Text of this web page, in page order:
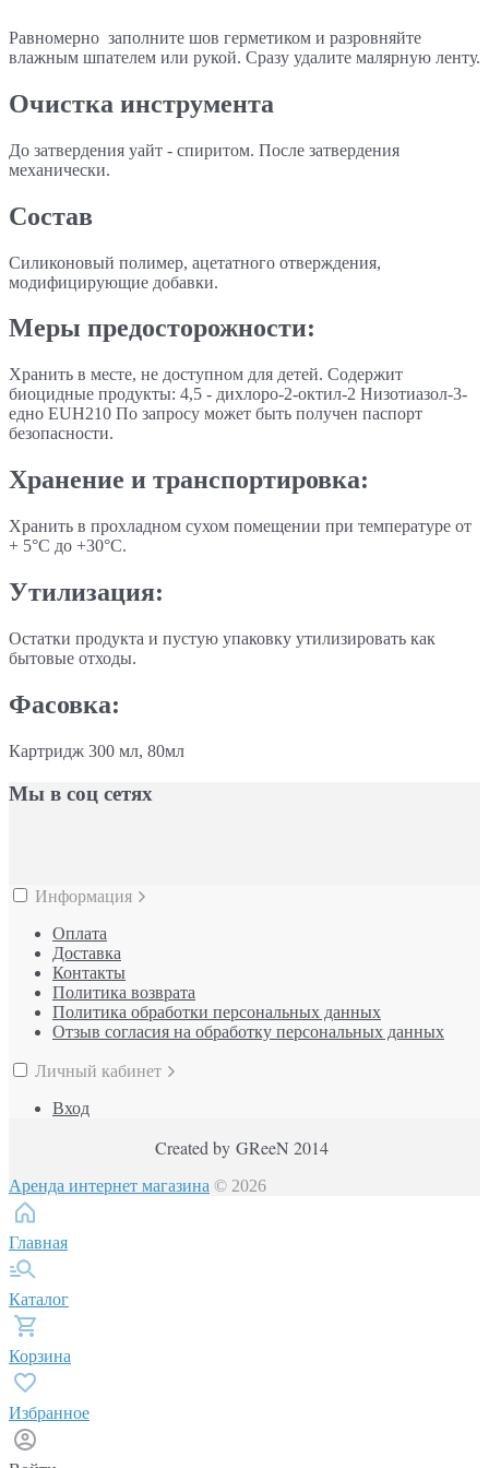
Равномерно заполните шов герметиком и разровняйте
влажным шпателем или рукой. Сразу удалите малярную ленту.
Очистка инструмента
До затвердения уайт - спиритом. После затвердения
механически.
Состав
Силиконовый полимер, ацетатного отверждения,
модифицирующие добавки.
Меры предосторожности:
Хранить в месте, не доступном для детей. Содержит
биоцидные продукты: 4,5 - дихлоро-2-октил-2 Низотиазол-3-
едно EUH210 По запросу может быть получен паспорт
безопасности.
Хранение и транспортировка:
Хранить в прохладном сухом помещении при температуре от
+ 5°С до +30°С.
Утилизация:
Остатки продукта и пустую упаковку утилизировать как
бытовые отходы.
Фасовка:
Картридж 300 мл, 80мл
Мы в соц сетях
Информация
Оплата
Доставка
Контакты
Политика возврата
Политика обработки персональных данных
Отзыв согласия на обработку персональных данных
Личный кабинет
Вход
Created by GReeN 2014
Аренда интернет магазина © 2026
Главная
Каталог
Корзина
Избранное